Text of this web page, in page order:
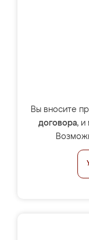
Вы вносите
договора, и